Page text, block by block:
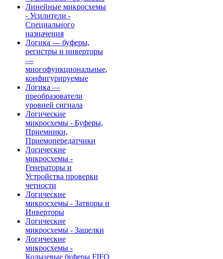
Линейные микросхемы
- Усилители -
Специального
назначения
Логика — буферы,
регистры и инверторы
—
многофункциональные,
конфигурируемые
Логика —
преобразователи
уровней сигнала
Логические
микросхемы - Буферы,
Приемники,
Приемопередатчики
Логические
микросхемы -
Генераторы и
Устройства проверки
четности
Логические
микросхемы - Затворы и
Инверторы
Логические
микросхемы - Защелки
Логические
микросхемы -
Кольцевые буферы FIFO